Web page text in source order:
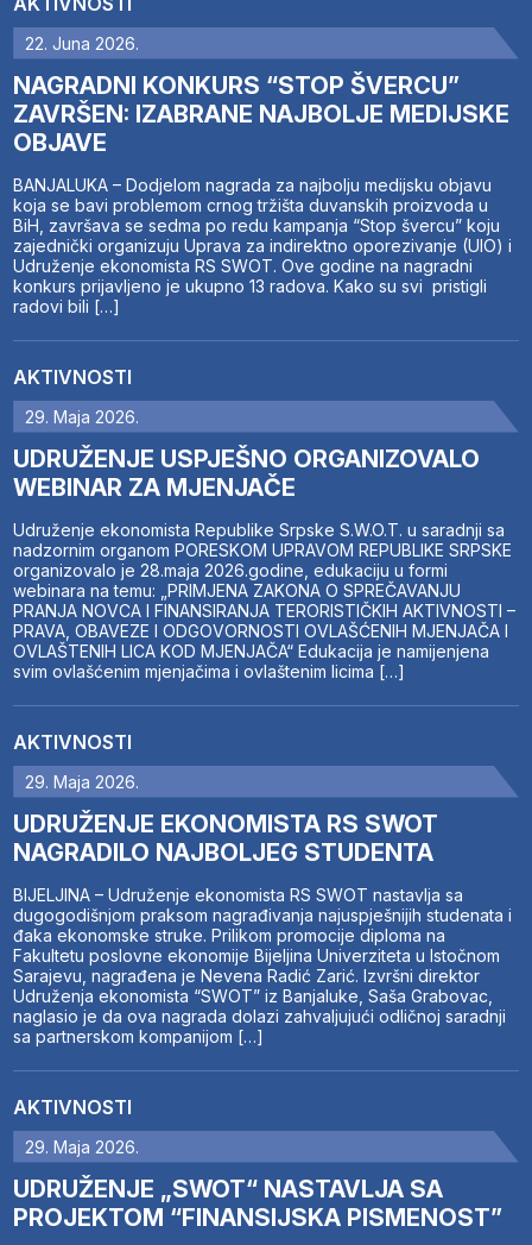
22. Juna 2026.
NAGRADNI KONKURS “STOP ŠVERCU”
ZAVRŠEN: IZABRANE NAJBOLJE MEDIJSKE
OBJAVE
BANJALUKA – Dodjelom nagrada za najbolju medijsku objavu
koja se bavi problemom crnog tržišta duvanskih proizvoda u
BiH, završava se sedma po redu kampanja “Stop švercu” koju
zajednički organizuju Uprava za indirektno oporezivanje (UIO) i
Udruženje ekonomista RS SWOT. Ove godine na nagradni
konkurs prijavljeno je ukupno 13 radova. Kako su svi pristigli
radovi bili […]
AKTIVNOSTI
29. Maja 2026.
UDRUŽENJE USPJEŠNO ORGANIZOVALO
WEBINAR ZA MJENJAČE
Udruženje ekonomista Republike Srpske S.W.O.T. u saradnji sa
nadzornim organom PORESKOM UPRAVOM REPUBLIKE SRPSKE
organizovalo je 28.maja 2026.godine, edukaciju u formi
webinara na temu: „PRIMJENA ZAKONA O SPREČAVANJU
PRANJA NOVCA I FINANSIRANJA TERORISTIČKIH AKTIVNOSTI –
PRAVA, OBAVEZE I ODGOVORNOSTI OVLAŠĆENIH MJENJAČA I
OVLAŠTENIH LICA KOD MJENJAČA“ Edukacija je namijenjena
svim ovlašćenim mjenjačima i ovlaštenim licima […]
AKTIVNOSTI
29. Maja 2026.
UDRUŽENJE EKONOMISTA RS SWOT
NAGRADILO NAJBOLJEG STUDENTA
BIJELJINA – Udruženje ekonomista RS SWOT nastavlja sa
dugogodišnjom praksom nagrađivanja najuspješnijih studenata i
đaka ekonomske struke. Prilikom promocije diploma na
Fakultetu poslovne ekonomije Bijeljina Univerziteta u Istočnom
Sarajevu, nagrađena je Nevena Radić Zarić. Izvršni direktor
Udruženja ekonomista “SWOT” iz Banjaluke, Saša Grabovac,
naglasio je da ova nagrada dolazi zahvaljujući odličnoj saradnji
sa partnerskom kompanijom […]
AKTIVNOSTI
29. Maja 2026.
UDRUŽENJE „SWOT“ NASTAVLJA SA
PROJEKTOM “FINANSIJSKA PISMENOST”